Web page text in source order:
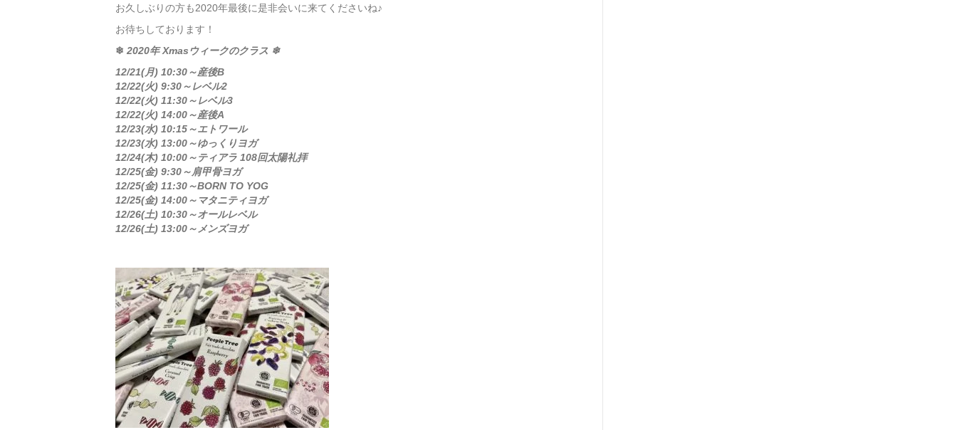
お久しぶりの方も2020年最後に是非会いに来てくださいね♪
お待ちしております！
❄ 2020年 Xmasウィークのクラス ❄
12/21(月) 10:30～産後B
12/22(火) 9:30～レベル2
12/22(火) 11:30～レベル3
12/22(火) 14:00～産後A
12/23(水) 10:15～エトワール
12/23(水) 13:00～ゆっくりヨガ
12/24(木) 10:00～ティアラ 108回太陽礼拝
12/25(金) 9:30～肩甲骨ヨガ
12/25(金) 11:30～BORN TO YOG
12/25(金) 14:00～マタニティヨガ
12/26(土) 10:30～オールレベル
12/26(土) 13:00～メンズヨガ